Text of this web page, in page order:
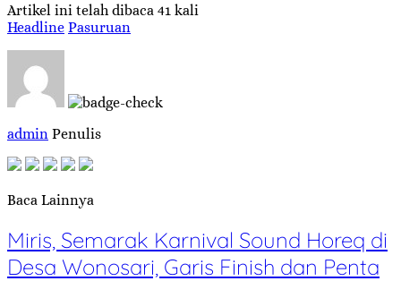
Artikel ini telah dibaca 41 kali
Headline Pasuruan
admin Penulis
Baca Lainnya
Miris, Semarak Karnival Sound Horeq di
Desa Wonosari, Garis Finish dan Penta